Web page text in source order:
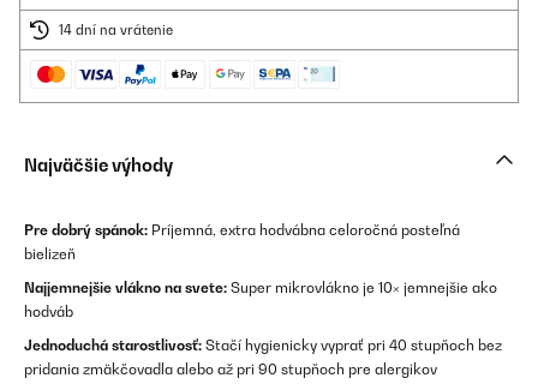
14 dní na vrátenie
Najväčšie výhody
Pre dobrý spánok: Príjemná, extra hodvábna celoročná posteľná
bielizeň
Najjemnejšie vlákno na svete: Super mikrovlákno je 10× jemnejšie ako
hodváb
Jednoduchá starostlivosť: Stačí hygienicky vyprať pri 40 stupňoch bez
pridania zmäkčovadla alebo až pri 90 stupňoch pre alergikov